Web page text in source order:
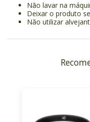
Não lavar na
Deixar o produto
Não utilizar